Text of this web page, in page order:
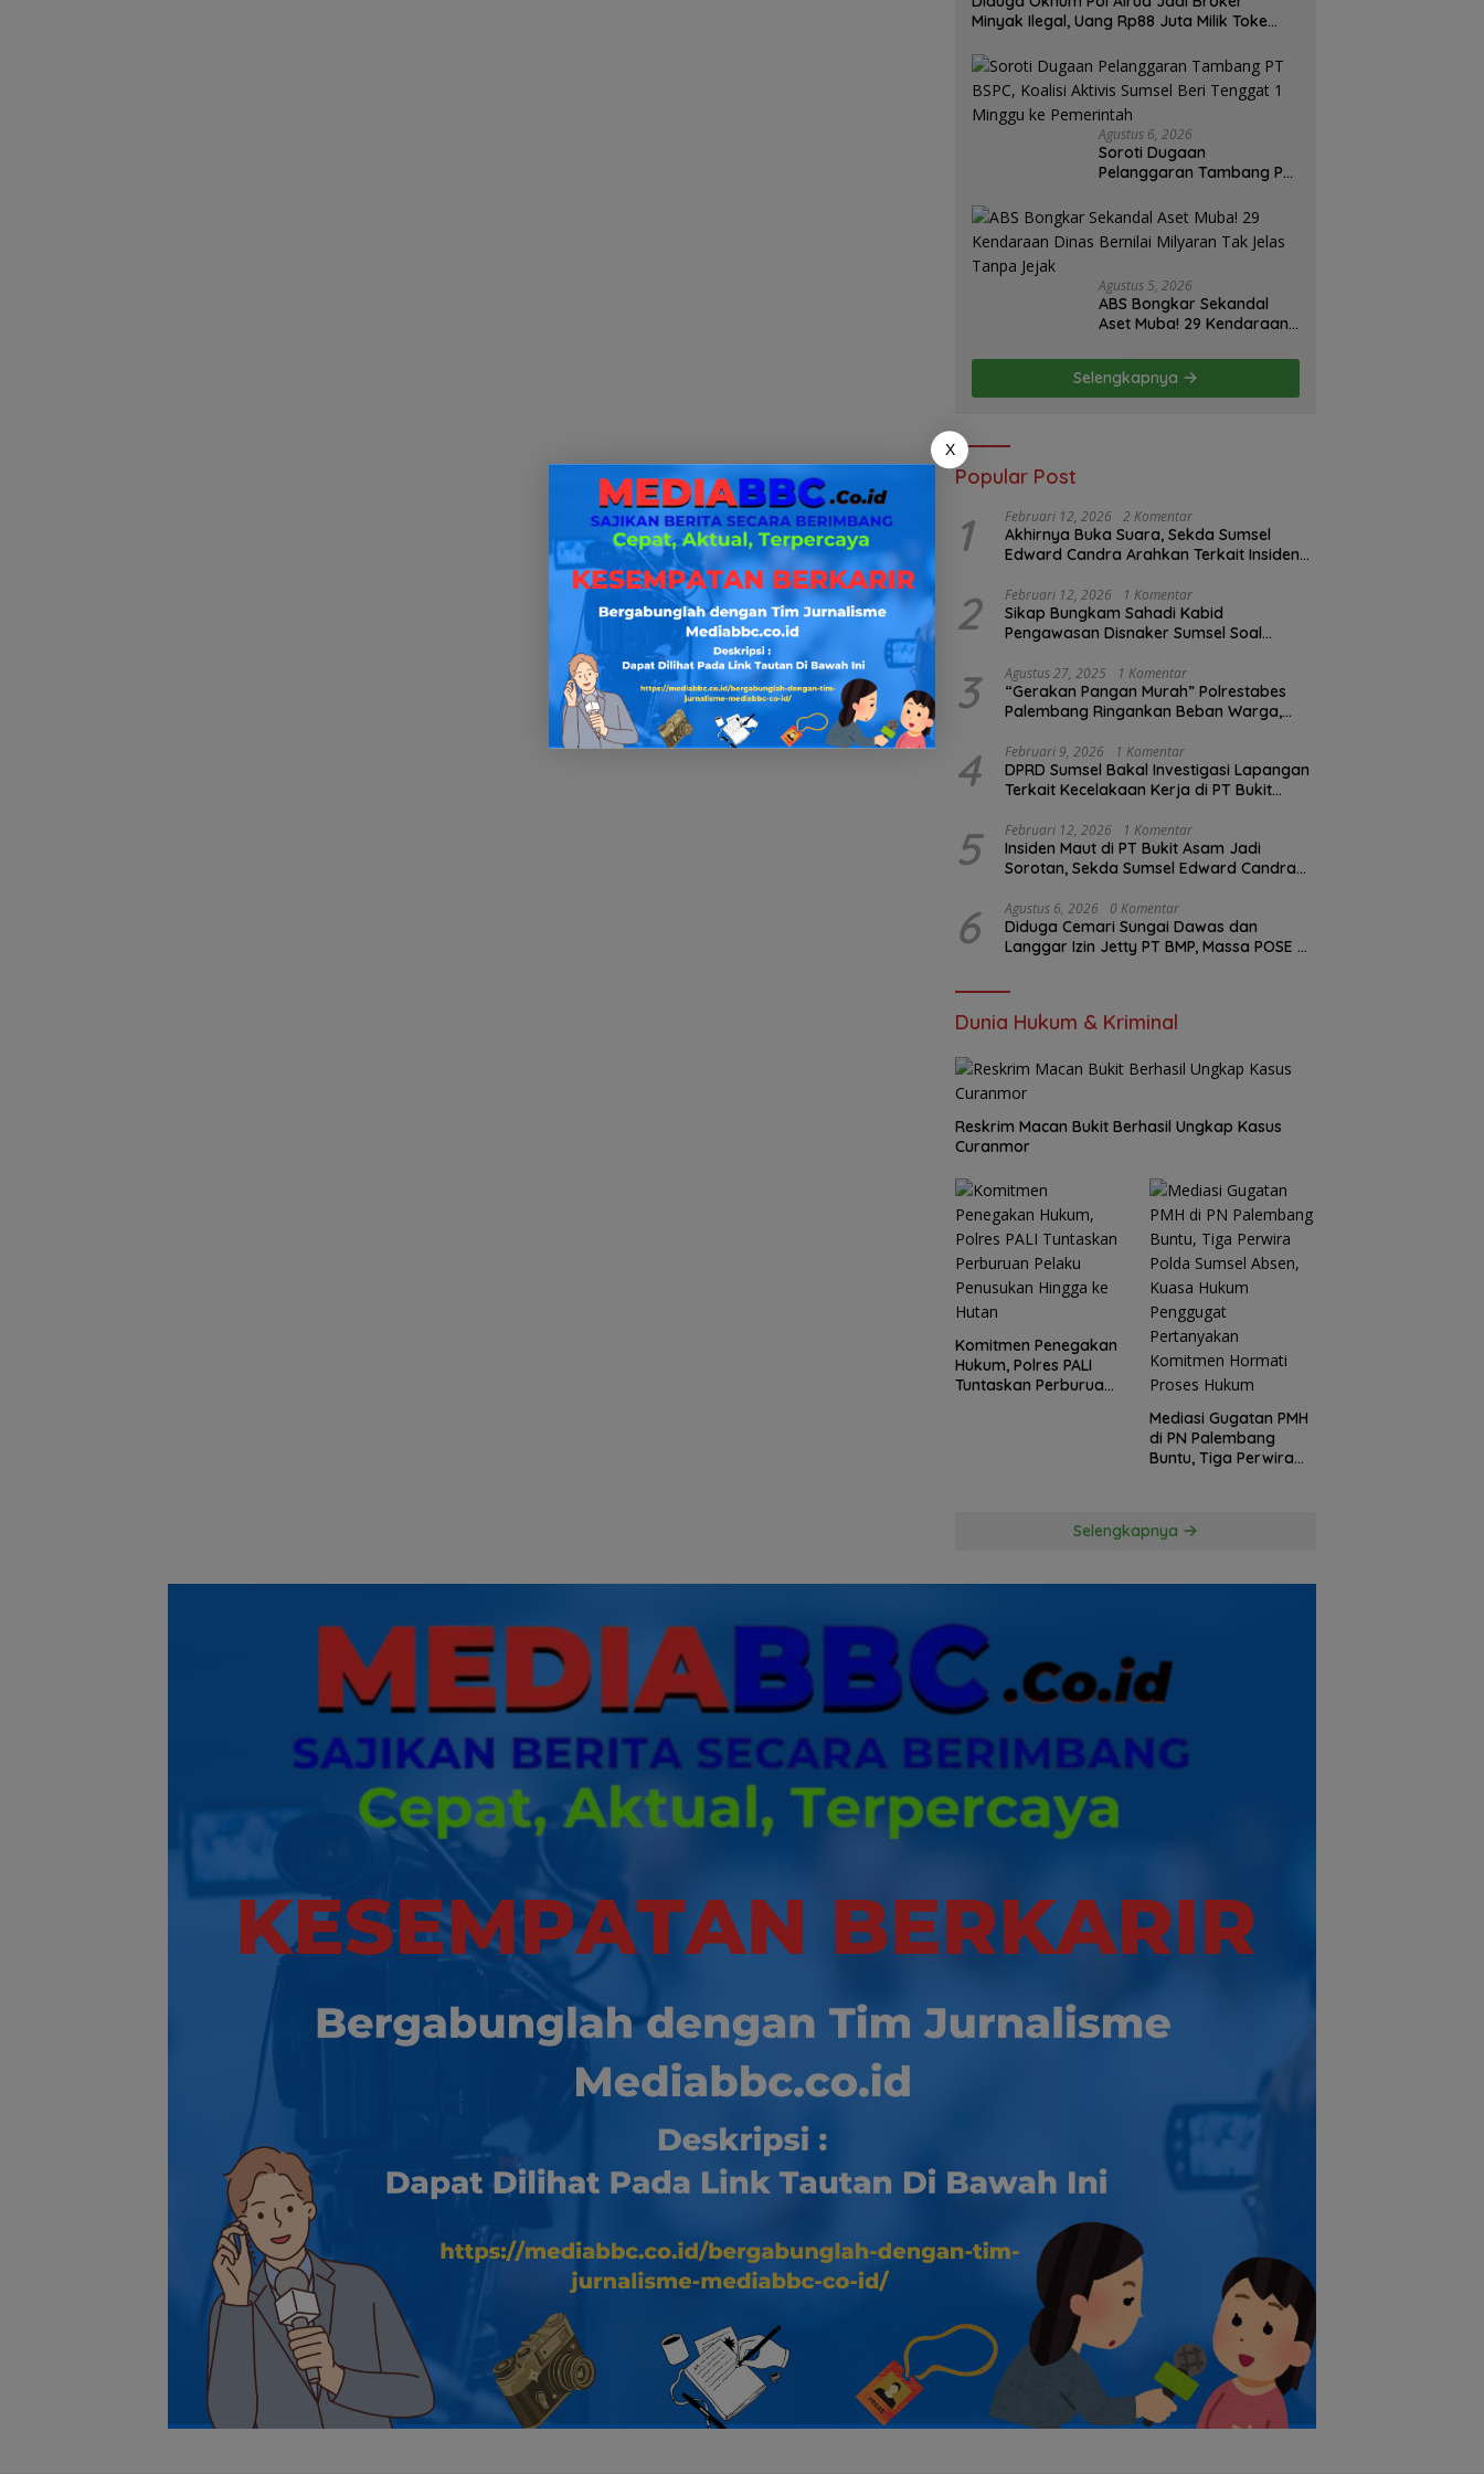
Minyak Ilegal, Uang Rp88 Juta Milik Toke
Agustus 6, 2026
Soroti Dugaan
Pelanggaran Tambang PT
Sumsel Beri Tenggat 1
Minggu ke Pemerintah
Agustus 5, 2026
ABS Bongkar Sekandal
Aset Muba! 29 Kendaraan
Jelas Tanpa Jejak
Selengkapnya
Popular Post
1 Februari 12, 2026 2 Komentar
Akhirnya Buka Suara, Sekda Sumsel
Edward Candra Arahkan Terkait Insiden
2 Februari 12, 2026 1 Komentar
Sikap Bungkam Sahadi Kabid
Pengawasan Disnaker Sumsel Soal
Pengawasan K3?
3 Agustus 27, 2025 1 Komentar
“Gerakan Pangan Murah” Polrestabes
Palembang Ringankan Beban Warga,
4 Februari 9, 2026 1 Komentar
DPRD Sumsel Bakal Investigasi Lapangan
Terkait Kecelakaan Kerja di PT Bukit
5 Februari 12, 2026 1 Komentar
Insiden Maut di PT Bukit Asam Jadi
Sorotan, Sekda Sumsel Edward Candra
6 Agustus 6, 2026 0 Komentar
Diduga Cemari Sungai Dawas dan
Langgar Izin Jetty PT BMP, Massa POSE RI
Pengusutan Tuntas
Dunia Hukum & Kriminal
Reskrim Macan Bukit Berhasil Ungkap Kasus
Curanmor
Komitmen Penegakan
Hukum, Polres PALI
Tuntaskan Perburuan
Mediasi Gugatan PMH
di PN Palembang
Buntu, Tiga Perwira
Pertanyakan
Selengkapnya
X